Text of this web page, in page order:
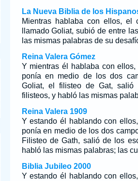
La Nueva Biblia de los
Mientras hablaba con ellos, el
llamado Goliat, subió de entre
las mismas palabras de su
Reina Valera Gómez
Y mientras él hablaba con
ponía en medio de los dos
Goliat, el filisteo de Gat,
filisteos, y habló las mismas
Reina Valera 1909
Y estando él hablando con
ponía en medio de los dos
Filisteo de Gath, salió de los
habló las mismas palabras; las
Biblia Jubileo 2000
Y estando él hablando con